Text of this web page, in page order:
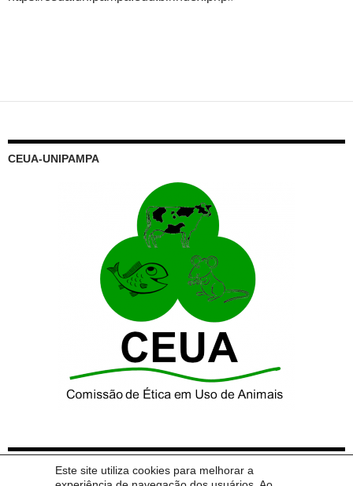
Este site utiliza cookies para melhorar a
CEUA-UNIPAMPA
CALENDÁRIO DE REUNIÕES 2025